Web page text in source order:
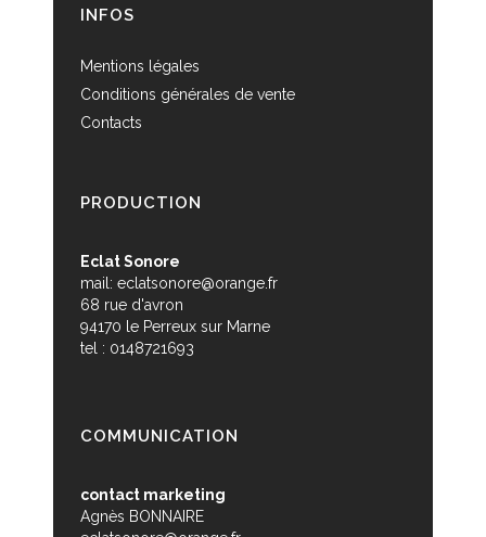
INFOS
Mentions légales
Conditions générales de vente
Contacts
PRODUCTION
Eclat Sonore
mail: eclatsonore@orange.fr
68 rue d'avron
94170 le Perreux sur Marne
tel : 0148721693
COMMUNICATION
contact marketing
Agnès BONNAIRE